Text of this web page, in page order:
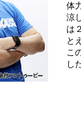
体
涼
は
と
こ
し